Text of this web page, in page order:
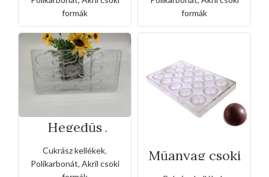
formák
formák
Hegedűs
polikarbonát
bonbon csoki
forma
Cukrász kellékek,
Polikarbonát, Akril csoki
Műanyag csoki
bombom
forma-3x5db